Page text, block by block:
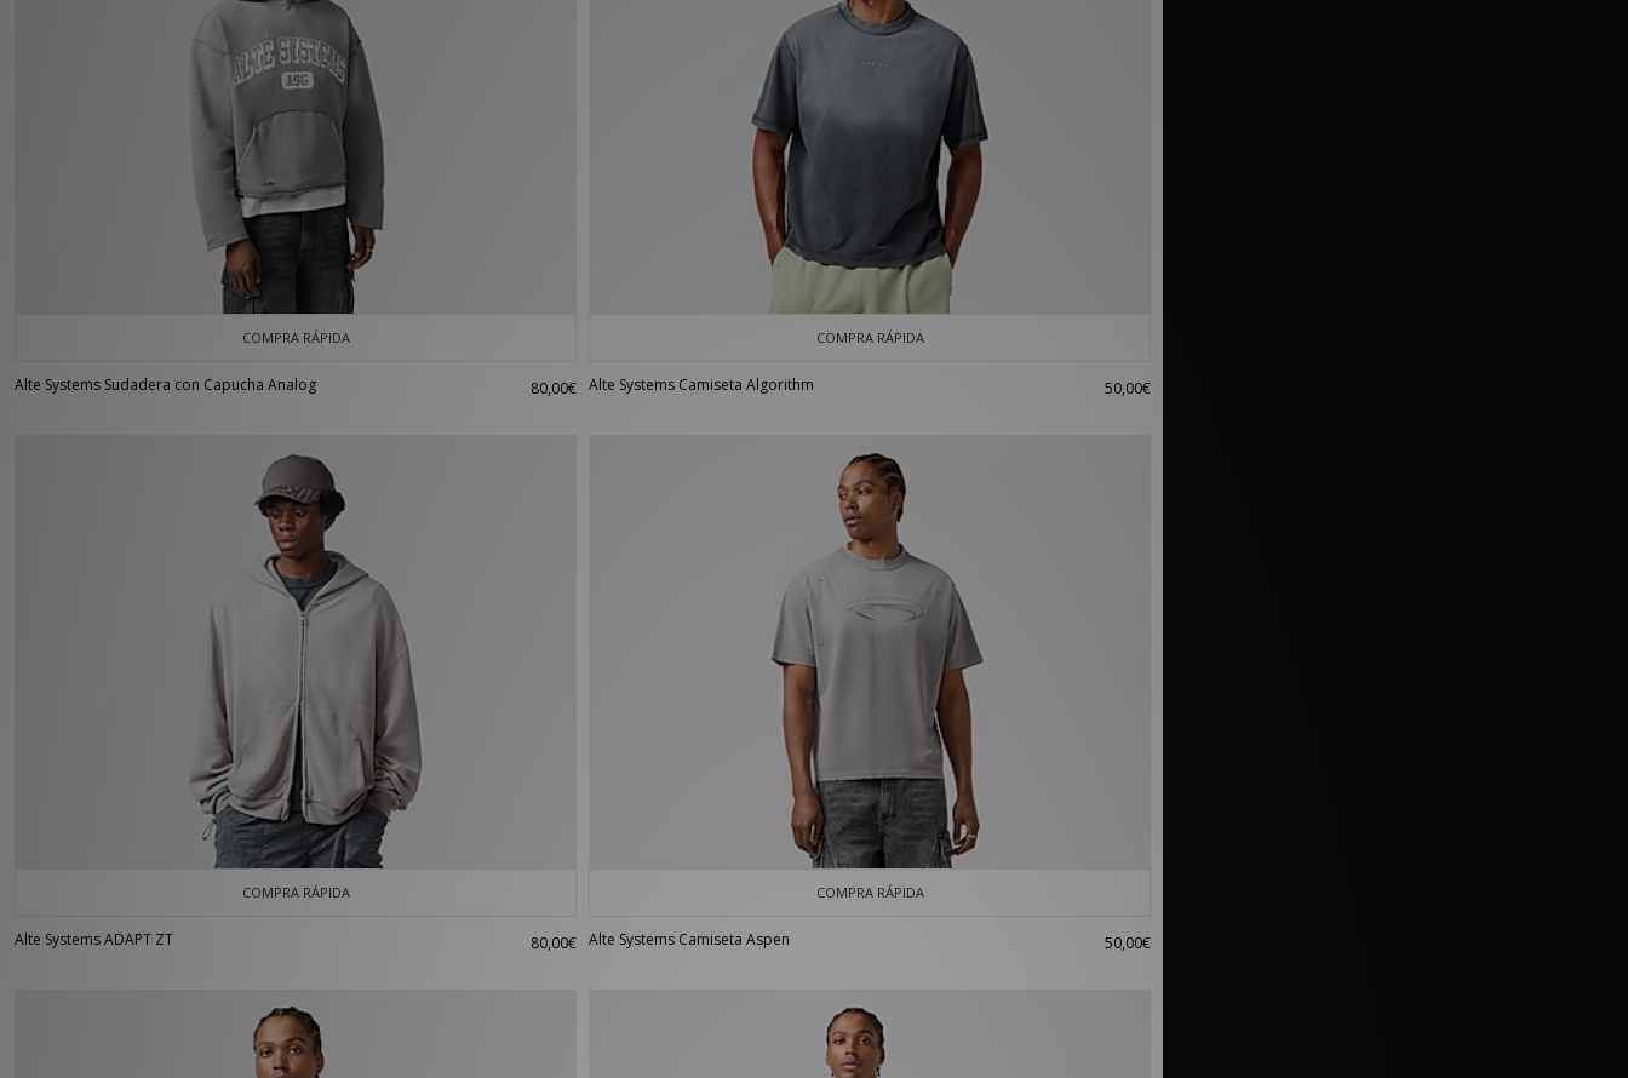
COMPRA RÁPIDA
Alte Systems Sudadera con Capucha Analog 80,00€
COMPRA RÁPIDA
Alte Systems Camiseta Algorithm 50,00€
COMPRA RÁPIDA
Alte Systems ADAPT ZT 80,00€
COMPRA RÁPIDA
Alte Systems Camiseta Aspen 50,00€